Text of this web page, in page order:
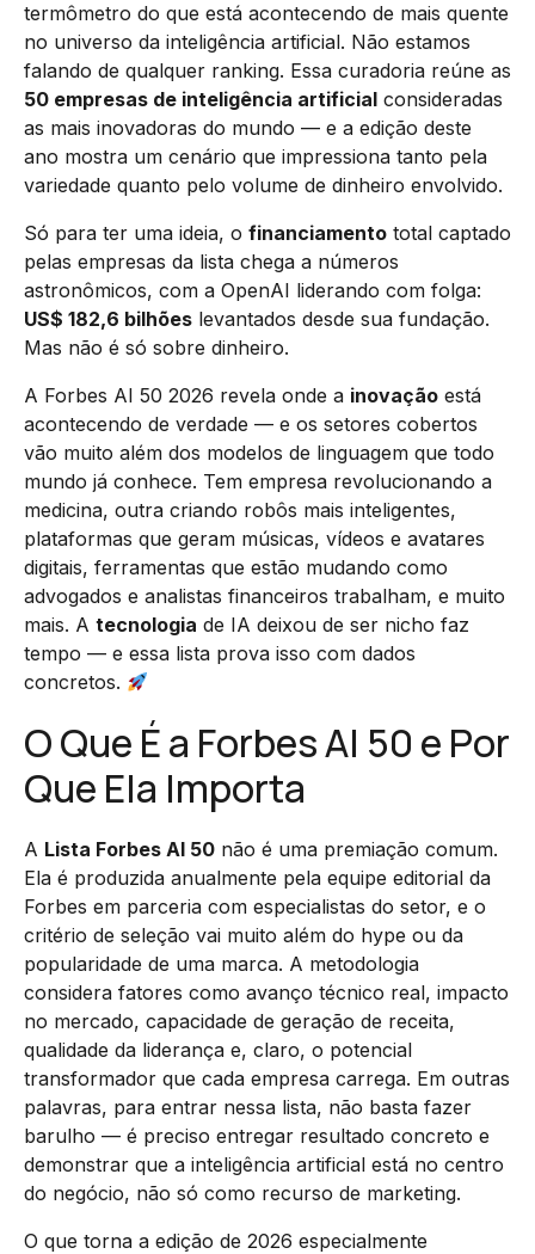
termômetro do que está acontecendo de mais quente
no universo da inteligência artificial. Não estamos
falando de qualquer ranking. Essa curadoria reúne as
50 empresas de inteligência artificial consideradas
as mais inovadoras do mundo — e a edição deste
ano mostra um cenário que impressiona tanto pela
variedade quanto pelo volume de dinheiro envolvido.
Só para ter uma ideia, o financiamento total captado
pelas empresas da lista chega a números
astronômicos, com a OpenAI liderando com folga:
US$ 182,6 bilhões levantados desde sua fundação.
Mas não é só sobre dinheiro.
A Forbes AI 50 2026 revela onde a inovação está
acontecendo de verdade — e os setores cobertos
vão muito além dos modelos de linguagem que todo
mundo já conhece. Tem empresa revolucionando a
medicina, outra criando robôs mais inteligentes,
plataformas que geram músicas, vídeos e avatares
digitais, ferramentas que estão mudando como
advogados e analistas financeiros trabalham, e muito
mais. A tecnologia de IA deixou de ser nicho faz
tempo — e essa lista prova isso com dados
concretos.
O Que É a Forbes AI 50 e Por
Que Ela Importa
A Lista Forbes AI 50 não é uma premiação comum.
Ela é produzida anualmente pela equipe editorial da
Forbes em parceria com especialistas do setor, e o
critério de seleção vai muito além do hype ou da
popularidade de uma marca. A metodologia
considera fatores como avanço técnico real, impacto
no mercado, capacidade de geração de receita,
qualidade da liderança e, claro, o potencial
transformador que cada empresa carrega. Em outras
palavras, para entrar nessa lista, não basta fazer
barulho — é preciso entregar resultado concreto e
demonstrar que a inteligência artificial está no centro
do negócio, não só como recurso de marketing.
O que torna a edição de 2026 especialmente